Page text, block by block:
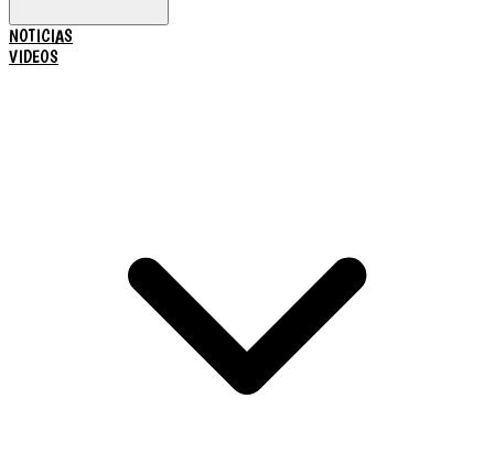
NOTICIAS
VIDEOS